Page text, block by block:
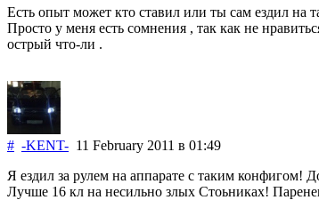
Есть опыт может кто ставил или ты сам ездил на
Просто у меня есть сомнения , так как не
острый что-ли .
# -KENT- 11 February 2011 в 01:49
Я ездил за рулем на аппарате с таким конфигом!
Лучше 16 кл на несильно злых Стоьниках!